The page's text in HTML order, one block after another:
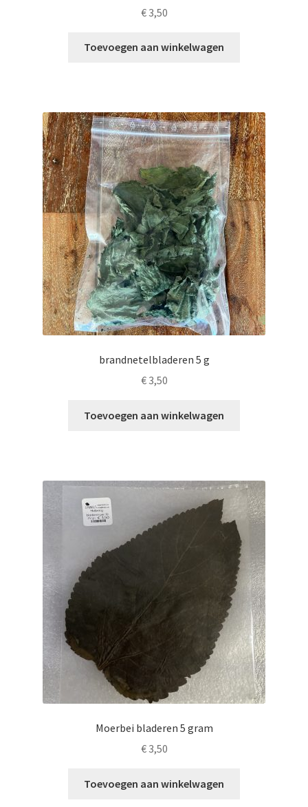
€3,50
Toevoegen aan winkelwagen
brandnetelbladeren 5 g
€3,50
Toevoegen aan winkelwagen
Moerbei bladeren 5 gram
€3,50
Toevoegen aan winkelwagen